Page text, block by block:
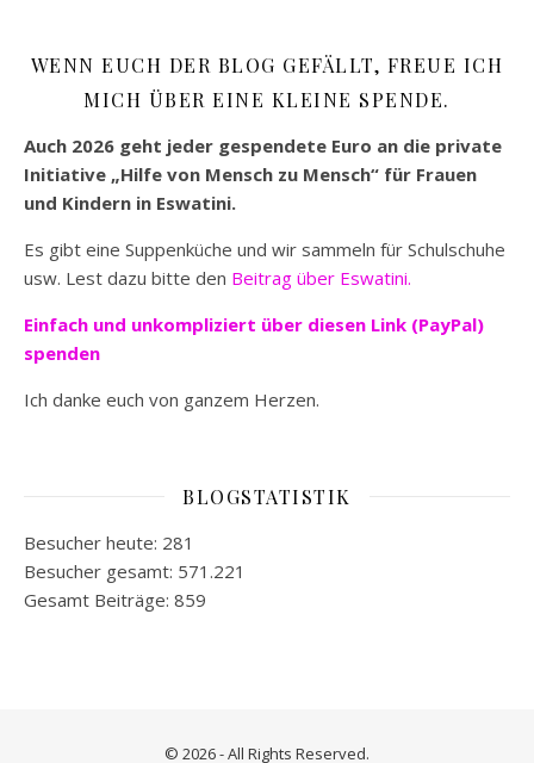
WENN EUCH DER BLOG GEFÄLLT, FREUE ICH
MICH ÜBER EINE KLEINE SPENDE.
Auch 2026 geht jeder gespendete Euro an die private
Initiative „Hilfe von Mensch zu Mensch“ für Frauen
und Kindern in Eswatini.
Es gibt eine Suppenküche und wir sammeln für Schulschuhe
usw. Lest dazu bitte den Beitrag über Eswatini.
Einfach und unkompliziert über diesen Link (PayPal)
spenden
Ich danke euch von ganzem Herzen.
BLOGSTATISTIK
Besucher heute: 281
Besucher gesamt: 571.221
Gesamt Beiträge: 859
© 2026 - All Rights Reserved.